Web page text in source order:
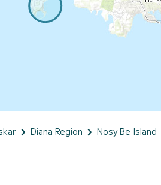
Diana Region Nosy Be Island